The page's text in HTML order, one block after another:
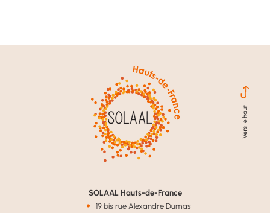
SOLAAL Hauts-de-France
19 bis rue Alexandre Dumas